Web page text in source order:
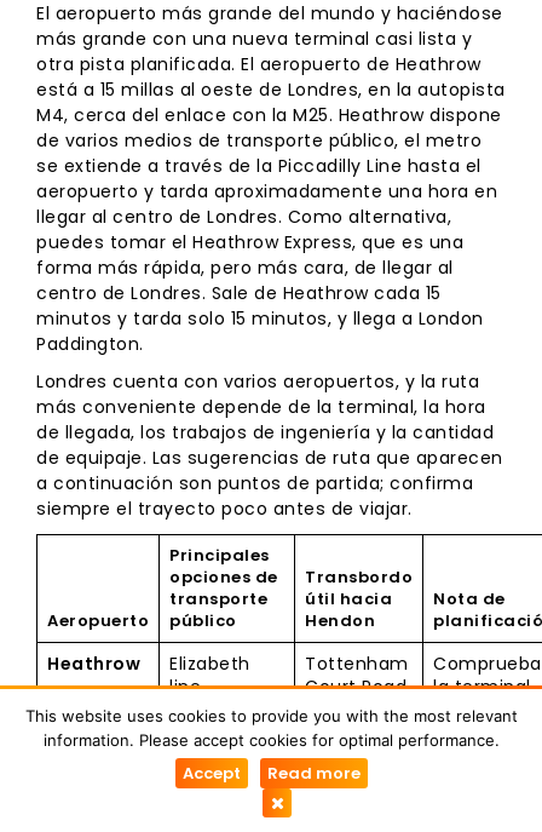
El aeropuerto más grande del mundo y haciéndose
más grande con una nueva terminal casi lista y
otra pista planificada. El aeropuerto de Heathrow
está a 15 millas al oeste de Londres, en la autopista
M4, cerca del enlace con la M25. Heathrow dispone
de varios medios de transporte público, el metro
se extiende a través de la Piccadilly Line hasta el
aeropuerto y tarda aproximadamente una hora en
llegar al centro de Londres. Como alternativa,
puedes tomar el Heathrow Express, que es una
forma más rápida, pero más cara, de llegar al
centro de Londres. Sale de Heathrow cada 15
minutos y tarda solo 15 minutos, y llega a London
Paddington.
Londres cuenta con varios aeropuertos, y la ruta
más conveniente depende de la terminal, la hora
de llegada, los trabajos de ingeniería y la cantidad
de equipaje. Las sugerencias de ruta que aparecen
a continuación son puntos de partida; confirma
siempre el trayecto poco antes de viajar.
Aeropuerto
Principales
opciones de
transporte
público
Transbordo
útil hacia
Hendon
Nota de
Heathrow
Elizabeth
line,
Piccadilly
line,
Heathrow
Express,
Tottenham
Court Road
u otra
conexión
con la
Northern
Comprueba
la terminal
atendida y
las
This website uses cookies to provide you with the most relevant
information. Please accept cookies for optimal performance.
Accept Read more